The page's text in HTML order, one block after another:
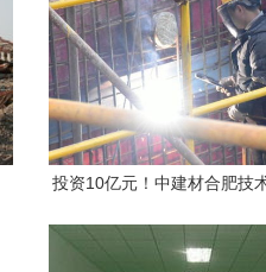
投资10亿元！中建材合肥技
现场材料选型标杆